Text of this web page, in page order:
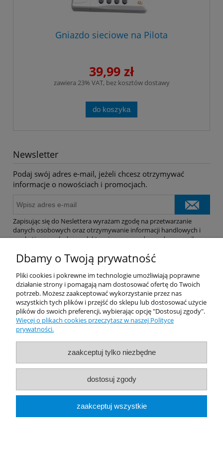
Gniazdo sieciowe na Pilota
39,99 zł
zawiera 23% VAT, bez kosztów dostawy
do koszyka
Newsletter
Podaj swój adres e-mail, jeżeli chcesz otrzymywać
informacje o nowościach i promocjach.
Zapisując się do Neslettera wyrażam zgodę na przetwarzanie
danych osobowych oraz otrzymywanie informacji handlowych i
marketingowych drogą elektroniczną na podany adres e-mail.
Pomoc
Dostawa
Moje konto
O firmie
Rekomendowane Strony
Dbamy o Twoją prywatność
Pliki cookies i pokrewne im technologie umożliwiają poprawne
działanie strony i pomagają nam dostosować ofertę do Twoich
potrzeb. Możesz zaakceptować wykorzystanie przez nas
wszystkich tych plików i przejść do sklepu lub dostosować użycie
plików do swoich preferencji, wybierając opcję "Dostosuj zgody".
Więcej o plikach cookies przeczytasz w naszej Polityce
prywatności.
zaakceptuj tylko niezbędne
dostosuj zgody
zaakceptuj wszystkie